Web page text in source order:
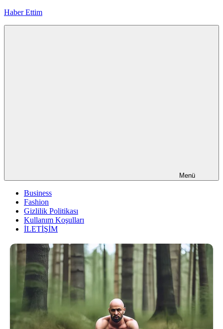
İçeriğe
Haber Ettim
Menü
Business
Fashion
Gizlilik Politikası
Kullanım Koşulları
İLETİŞİM